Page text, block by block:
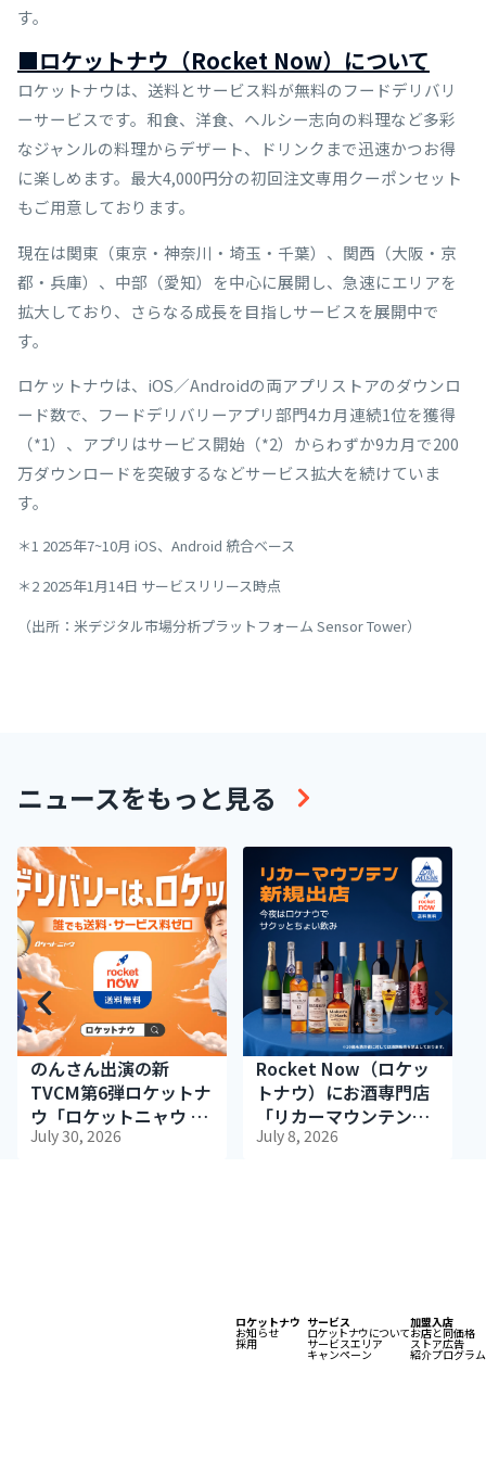
す。
■ロケットナウ（Rocket Now）について
ロケットナウは、送料とサービス料が無料のフードデリバリ
ーサービスです。和食、洋食、ヘルシー志向の料理など多彩
なジャンルの料理からデザート、ドリンクまで迅速かつお得
に楽しめます。最大4,000円分の初回注文専用クーポンセット
もご用意しております。
現在は関東（東京・神奈川・埼玉・千葉）、関西（大阪・京
都・兵庫）、中部（愛知）を中心に展開し、急速にエリアを
拡大しており、さらなる成長を目指しサービスを展開中で
す。
ロケットナウは、iOS／Androidの両アプリストアのダウンロ
ード数で、フードデリバリーアプリ部門4カ月連続1位を獲得
（*1）、アプリはサービス開始（*2）からわずか9カ月で200
万ダウンロードを突破するなどサービス拡大を続けていま
す。
＊1 2025年7~10月 iOS、Android 統合ベース
＊2 2025年1月14日 サービスリリース時点
（出所：米デジタル市場分析プラットフォーム Sensor Tower）
ニュースをもっと見る
のんさん出演の新
TVCM第6弾ロケットナ
ウ「ロケットニャウ 自
宅」篇 8月1日（土）よ
July 30, 2026
Rocket Now（ロケッ
トナウ）にお酒専門店
「リカーマウンテン」
が出店
July 8, 2026
ロケットナウ
お知らせ
採用
サービス
ロケットナウについて
サービスエリア
キャンペーン
加盟入店
お店と同価格
ストア広告
紹介プログラム